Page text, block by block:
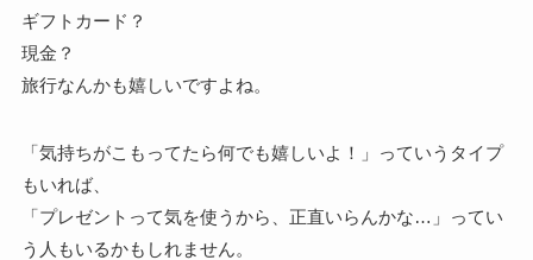
ギフトカード？
現金？
旅行なんかも嬉しいですよね。
「気持ちがこもってたら何でも嬉しいよ！」っていうタイプ
もいれば、
「プレゼントって気を使うから、正直いらんかな…」ってい
う人もいるかもしれません。